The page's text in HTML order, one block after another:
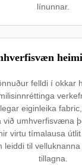
línunnar.
felldi í okkar
eiginleika
við umhverfisvæna
virtu tímalausa
leiddi til
tillagna.